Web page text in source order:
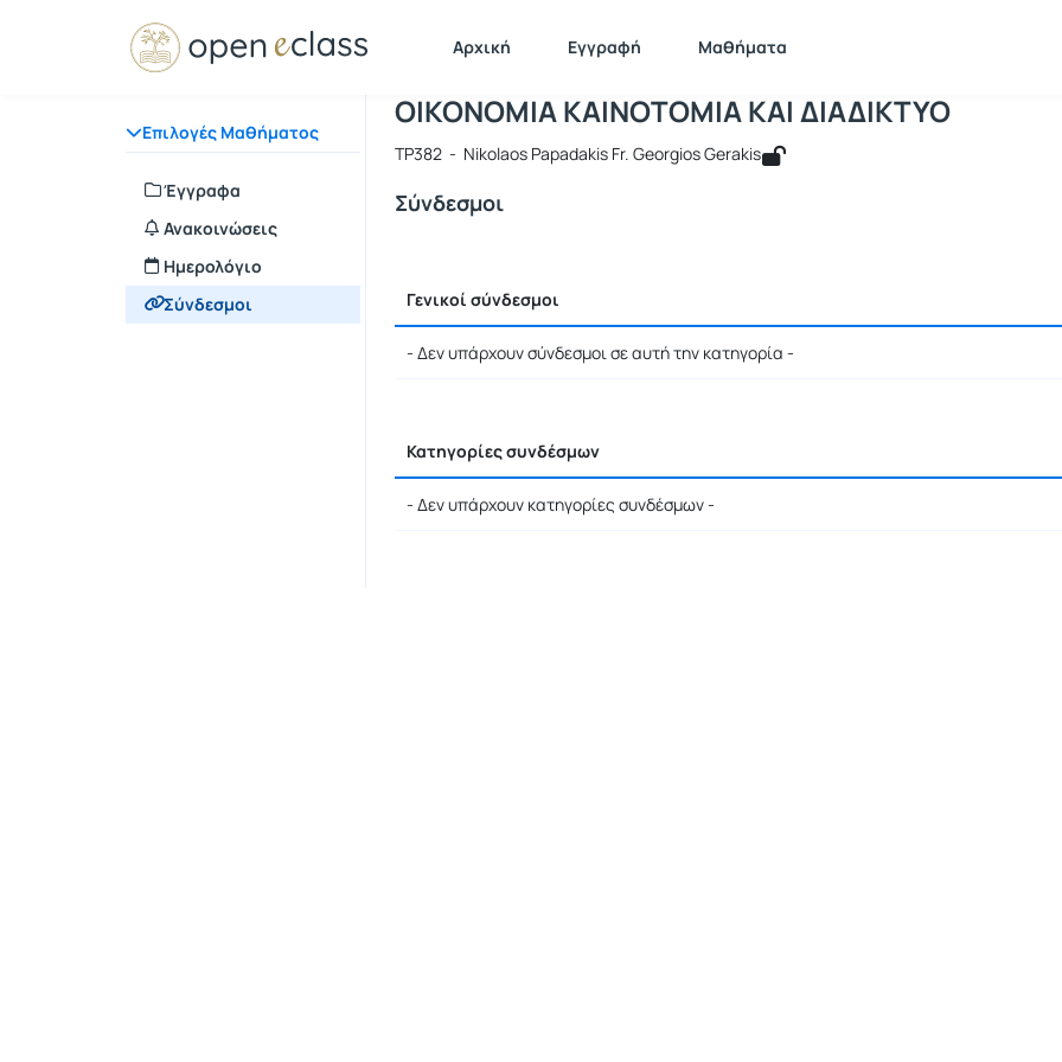
Αρχική Εγγραφή Μαθήματα
Επιλογές Μαθήματος
Έγγραφα
Ανακοινώσεις
Ημερολόγιο
Σύνδεσμοι
Αρχική Σελίδα ΟΙΚΟΝΟΜΙΑ ΚΑΙΝΟΤΟΜΙΑ ΚΑΙ ΔΙΑΔΙΚΤΥΟ
Μάθημα : ΟΙΚΟΝΟΜΙΑ ΚΑΙΝΟΤΟΜΙΑ ΚΑΙ ΔΙΑΔΙΚΤΥΟ
Κωδικός : TP382
ΟΙΚΟΝΟΜΙΑ ΚΑΙΝΟΤΟΜΙΑ ΚΑΙ ΔΙΑΔΙΚΤΥΟ
TP382 - Nikolaos Papadakis Fr. Georgios Gerakis
Σύνδεσμοι
Γενικοί σύνδεσμοι
- Δεν υπάρχουν σύνδεσμοι σε αυτή την κατηγορία -
Κατηγορίες συνδέσμων
- Δεν υπάρχουν κατηγορίες συνδέσμων -